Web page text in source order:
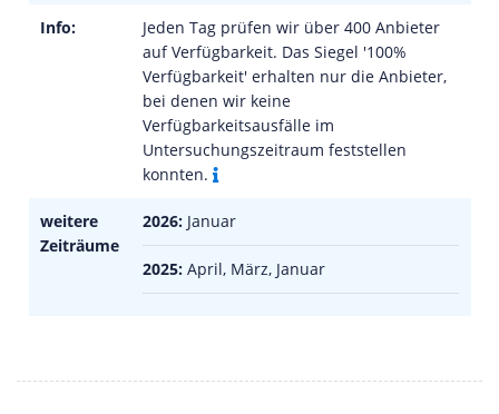
Info:
Jeden Tag prüfen wir über 400 Anbieter
auf Verfügbarkeit. Das Siegel '100%
Verfügbarkeit' erhalten nur die Anbieter,
bei denen wir keine
Verfügbarkeitsausfälle im
Untersuchungszeitraum feststellen
konnten.
weitere
Zeiträume
2026: Januar
2025: April, März, Januar